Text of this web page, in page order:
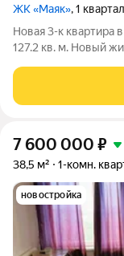
ЖК «Маяк», 1
Новая 3-к квартира
127.2 кв. м. Новый
Химок. С юга и
которая с одной
7 600 000 ₽
38,5 м² 1-комн.
новостройка